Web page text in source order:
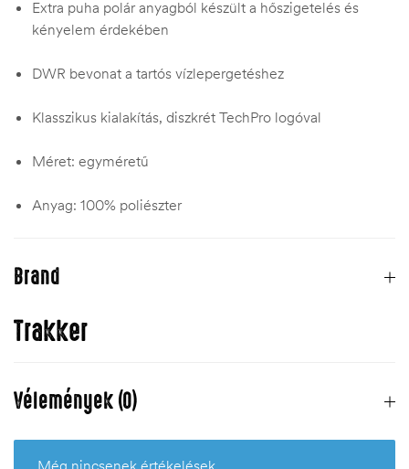
Extra puha polár anyagból készült a hőszigetelés és
kényelem érdekében
DWR bevonat a tartós vízlepergetéshez
Klasszikus kialakítás, diszkrét TechPro logóval
Méret: egyméretű
Anyag: 100% poliészter
Brand
Trakker
Vélemények (0)